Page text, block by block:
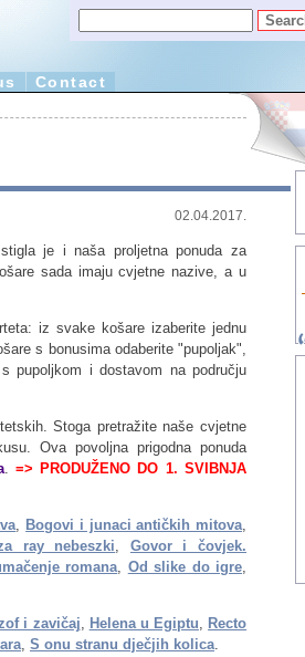
Contact
02.04.2017.
je i naša proljetna ponuda za
sada imaju cvjetne nazive, a u
iz svake košare izaberite jednu
s bonusima odaberite "pupoljak",
pupoljkom i dostavom na području
Stoga pretražite naše cvjetne
Ova povoljna prigodna ponuda
. => PRODUŽENO DO 1. SVIBNJA
Bogovi i junaci antičkih mitova
ray nebeszki
Govor i čovjek.
romana Od slike do igre
i zavičaj Helena u Egiptu
Recto
S onu stranu dječjih kolica